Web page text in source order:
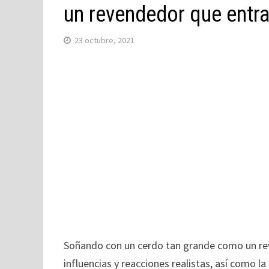
un revendedor que
23 octubre, 2021
Soñando con un cerdo tan grande como un
influencias y reacciones realistas, así como